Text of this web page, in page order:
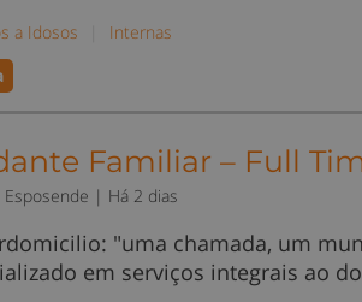
a Idosos
Internas
Familiar – Full
Esposende | Há 2 dias
"uma chamada, um
em serviços integrais ao